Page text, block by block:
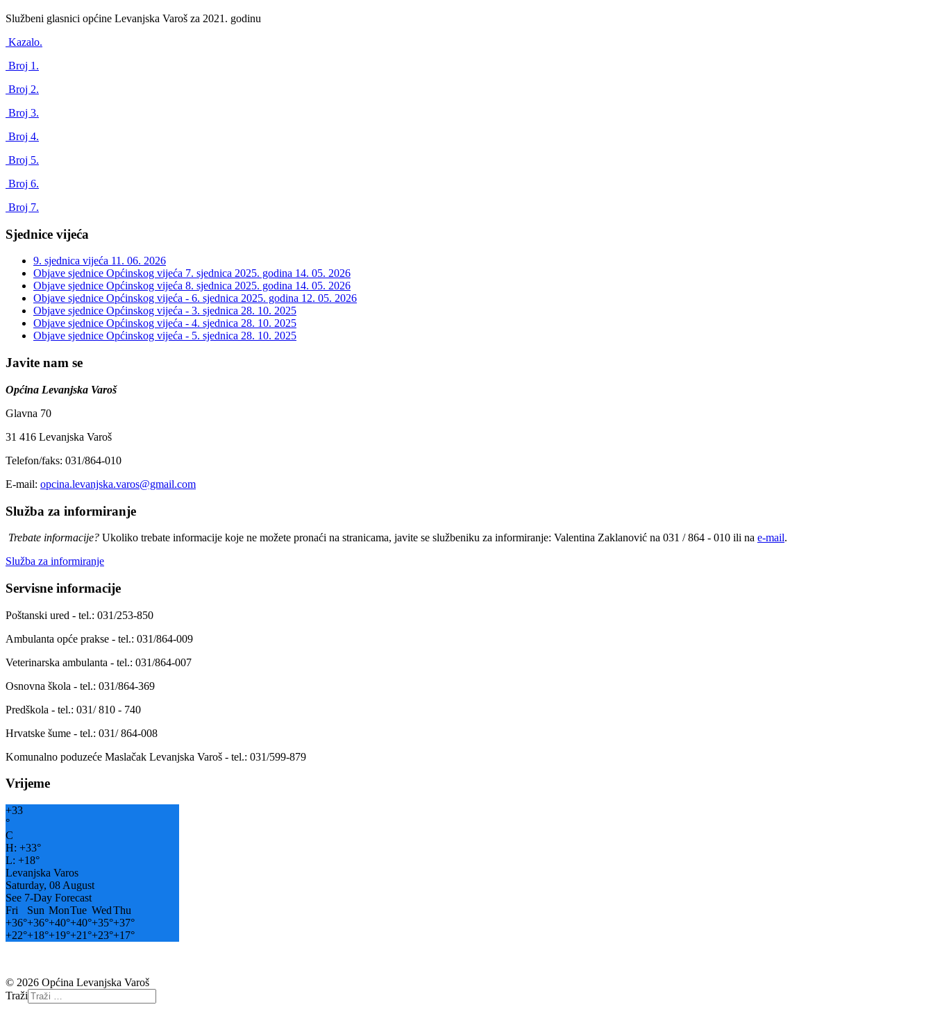
Službeni glasnici općine Levanjska Varoš za 2021. godinu
Kazalo.
Broj 1.
Broj 2.
Broj 3.
Broj 4.
Broj 5.
Broj 6.
Broj 7.
Sjednice vijeća
9. sjednica vijeća 11. 06. 2026
Objave sjednice Općinskog vijeća 7. sjednica 2025. godina 14. 05. 2026
Objave sjednice Općinskog vijeća 8. sjednica 2025. godina 14. 05. 2026
Objave sjednice Općinskog vijeća - 6. sjednica 2025. godina 12. 05. 2026
Objave sjednice Općinskog vijeća - 3. sjednica 28. 10. 2025
Objave sjednice Općinskog vijeća - 4. sjednica 28. 10. 2025
Objave sjednice Općinskog vijeća - 5. sjednica 28. 10. 2025
Javite nam se
Općina Levanjska Varoš
Glavna 70
31 416 Levanjska Varoš
Telefon/faks: 031/864-010
E-mail: opcina.levanjska.varos@gmail.com
Služba za informiranje
Trebate informacije? Ukoliko trebate informacije koje ne možete pronaći na stranicama, javite se službeniku za informiranje: Valentina Zaklanović na 031 / 864 - 010 ili na e-mail.
Služba za informiranje
Servisne informacije
Poštanski ured - tel.: 031/253-850
Ambulanta opće prakse - tel.: 031/864-009
Veterinarska ambulanta - tel.: 031/864-007
Osnovna škola - tel.: 031/864-369
Predškola - tel.: 031/ 810 - 740
Hrvatske šume - tel.: 031/ 864-008
Komunalno poduzeće Maslačak Levanjska Varoš - tel.: 031/599-879
Vrijeme
+33
°
C
H: +33°
L: +18°
Levanjska Varos
Saturday, 08 August
See 7-Day Forecast
Fri
Sun MonTue WedThu
+36°+36°+40°+40°+35°+37°
+22°+18°+19°+21°+23°+17°
© 2026 Općina Levanjska Varoš
Traži